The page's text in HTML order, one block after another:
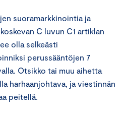
suoramarkkinointia ja
C luvun C1 artiklan
olla selkeästi
perussääntöjen 7
Otsikko tai muu aihetta
harhaanjohtava, ja viestinnän
peitellä.